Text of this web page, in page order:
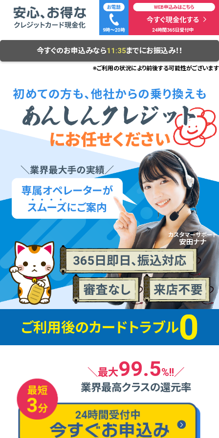
今すぐのお申込みなら11:35までにお振込み！！
※ご利用の状況により前後する可能性がございます
＼最⼤99.5%!!／
業界最⾼クラスの還元率